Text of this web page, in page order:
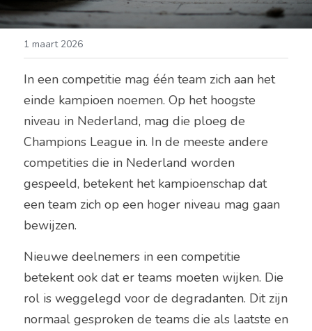
1 maart 2026
In een competitie mag één team zich aan het
einde kampioen noemen. Op het hoogste
niveau in Nederland, mag die ploeg de
Champions League in. In de meeste andere
competities die in Nederland worden
gespeeld, betekent het kampioenschap dat
een team zich op een hoger niveau mag gaan
bewijzen.
Nieuwe deelnemers in een competitie
betekent ook dat er teams moeten wijken. Die
rol is weggelegd voor de degradanten. Dit zijn
normaal gesproken de teams die als laatste en